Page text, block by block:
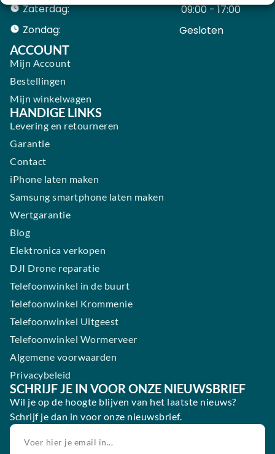
Zaterdag:
09:00 - 17:00
Zondag:
Gesloten ​ ​ ​ ​ ​ ​ ​
ACCOUNT
Mijn Account
Bestellingen
Mijn winkelwagen
HANDIGE LINKS
Levering en retourneren
Garantie
Contact
iPhone laten maken
Samsung smartphone laten maken
Wertgarantie
Blog
Elektronica verkopen
DJI Drone reparatie
Telefoonwinkel in de buurt
Telefoonwinkel Krommenie
Telefoonwinkel Uitgeest
Telefoonwinkel Wormerveer
Algemene voorwaarden
Privacybeleid
SCHRIJF JE IN VOOR ONZE NIEUWSBRIEF
Wil je op de hoogte blijven van het laatste nieuws?
Schrijf je dan in voor onze nieuwsbrief.